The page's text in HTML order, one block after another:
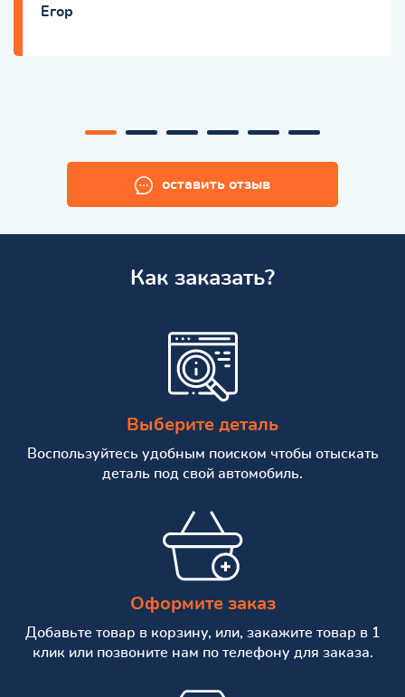
Eгор
оставить отзыв
Как заказать?
Выберите деталь
Воспользуйтесь удобным поиском чтобы отыскать
деталь под свой автомобиль.
Оформите заказ
Добавьте товар в корзину, или, закажите товар в 1
клик или позвоните нам по телефону для заказа.